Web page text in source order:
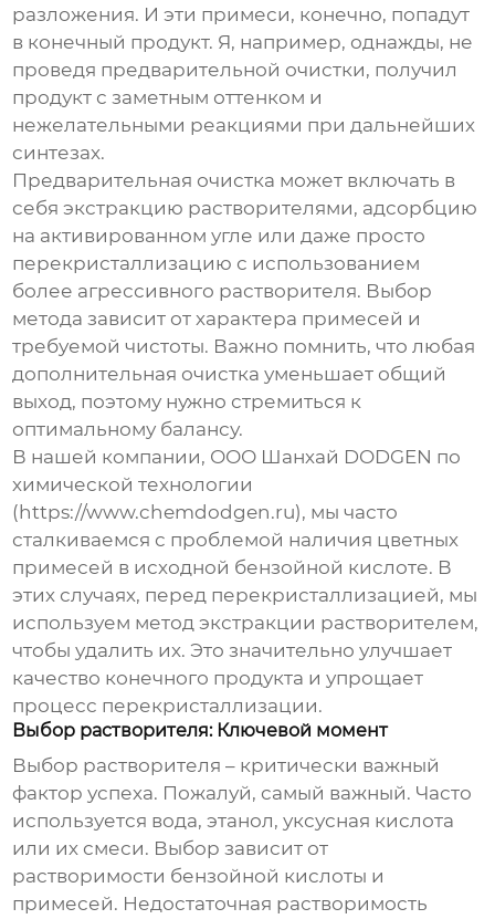
разложения. И эти примеси, конечно, попадут
в конечный продукт. Я, например, однажды, не
проведя предварительной очистки, получил
продукт с заметным оттенком и
нежелательными реакциями при дальнейших
синтезах.
Предварительная очистка может включать в
себя экстракцию растворителями, адсорбцию
на активированном угле или даже просто
перекристаллизацию с использованием
более агрессивного растворителя. Выбор
метода зависит от характера примесей и
требуемой чистоты. Важно помнить, что любая
дополнительная очистка уменьшает общий
выход, поэтому нужно стремиться к
оптимальному балансу.
В нашей компании, ООО Шанхай DODGEN по
химической технологии
(https://www.chemdodgen.ru), мы часто
сталкиваемся с проблемой наличия цветных
примесей в исходной бензойной кислоте. В
этих случаях, перед перекристаллизацией, мы
используем метод экстракции растворителем,
чтобы удалить их. Это значительно улучшает
качество конечного продукта и упрощает
процесс перекристаллизации.
Выбор растворителя: Ключевой момент
Выбор растворителя – критически важный
фактор успеха. Пожалуй, самый важный. Часто
используется вода, этанол, уксусная кислота
или их смеси. Выбор зависит от
растворимости бензойной кислоты и
примесей. Недостаточная растворимость